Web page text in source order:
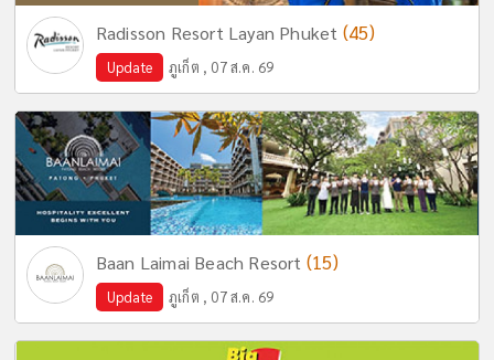
Radisson Resort Layan Phuket (45)
Update ภูเก็ต , 07 ส.ค. 69
Baan Laimai Beach Resort (15)
Update ภูเก็ต , 07 ส.ค. 69